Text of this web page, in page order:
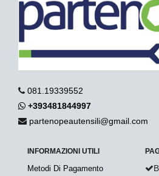
081.19339552
+393481844997
partenopeautensili@gmail.com
INFORMAZIONI UTILI
Metodi Di Pagamento